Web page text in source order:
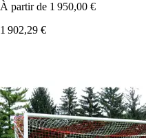
À partir de 1 950,00 €
1 902,29 €